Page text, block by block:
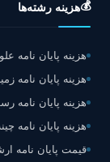
💰هزینه رشته‌ها
هزینه پایان نامه
هزینه پایان نامه
هزینه پایان نامه
هزینه پایان نامه
قیمت پایان نامه